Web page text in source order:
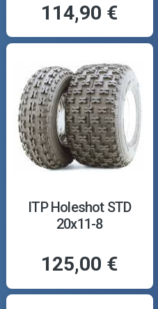
114,90 €
ITP Holeshot STD
20x11-8
125,00 €